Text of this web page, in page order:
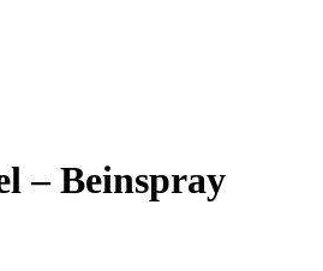
– Beinspray